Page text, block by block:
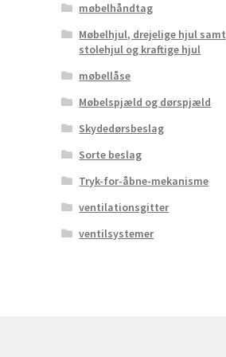
møbelhåndtag
Møbelhjul, drejelige hjul samt
stolehjul og kraftige hjul
møbellåse
Møbelspjæld og dørspjæld
Skydedørsbeslag
Sorte beslag
Tryk-for-åbne-mekanisme
ventilationsgitter
ventilsystemer